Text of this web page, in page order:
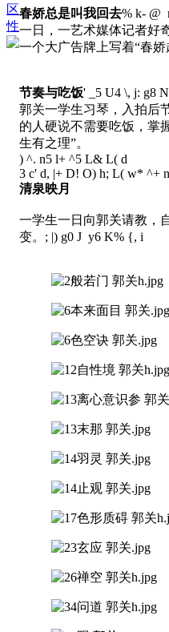
区
性
春娇总是叫我回去% k- @
一日，一艺术媒体记者好
一个大广告牌上写着“春娇
节奏与吃饭' _5 U4 \, j: g8
郭关一学生习琴，入拍后
的人硬说不需要吃饭，掌
生有之理”。
) ^. n5 l+ ^5 L& L( d
3 c' d, |+ D! O) h; L( w* ^+
清泉映月
一学生一日向郭关请教，
变。 ; |) g0 J y6 K% {, i